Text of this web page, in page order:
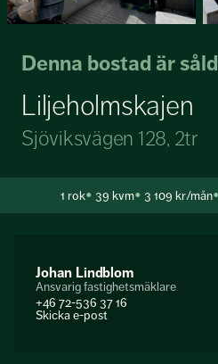
Denna bostad är såld
Sjöviksvägen 128, 2tr
Liljeholmskajen
1 rok 39 kvm 3 109 kr/mån
Johan Lindblom
Ansvarig fastighetsmäklare
+46 72-536 37 16
Skicka e-post